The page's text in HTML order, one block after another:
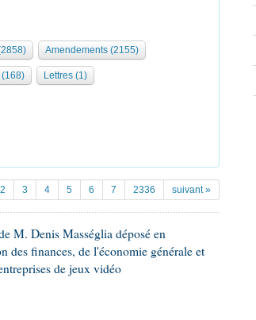
Amendements (2155)
(168) Lettres (1)
2 3 4 5 6 7 2336 suivant »
M. Denis Masséglia déposé en
des finances, de l'économie générale et
de jeux vidéo